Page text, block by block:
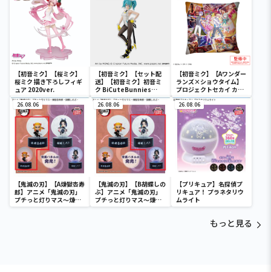
【初音ミク】【桜ミク】
桜ミク 描き下ろしフィギ
ュア 2020ver.
【初音ミク】【セット配
送】【初音ミク】初音ミ
ク BiCuteBunnies
Figure－ストリートver.
－
【初音ミク】【Aワンダー
ランズ×ショウタイム】
プロジェクトセカイ カラ
フルステージ！ feat. 初
音ミク クッションVol.2
26.08.06
【鬼滅の刃】【A煉獄杏寿
郎】アニメ「鬼滅の刃」
プチっと灯りマス～煉獄
杏寿郎・胡蝶しのぶ～
26.08.06
【鬼滅の刃】【B胡蝶しの
ぶ】アニメ「鬼滅の刃」
プチっと灯りマス～煉獄
杏寿郎・胡蝶しのぶ～
26.08.06
【プリキュア】名探偵プ
リキュア！ プラネタリウ
ムライト
もっと見る